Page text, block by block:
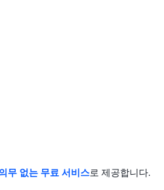
무 없는 무료 서비스로 제공합니다.